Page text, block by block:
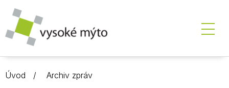
Úvod Archiv zpráv